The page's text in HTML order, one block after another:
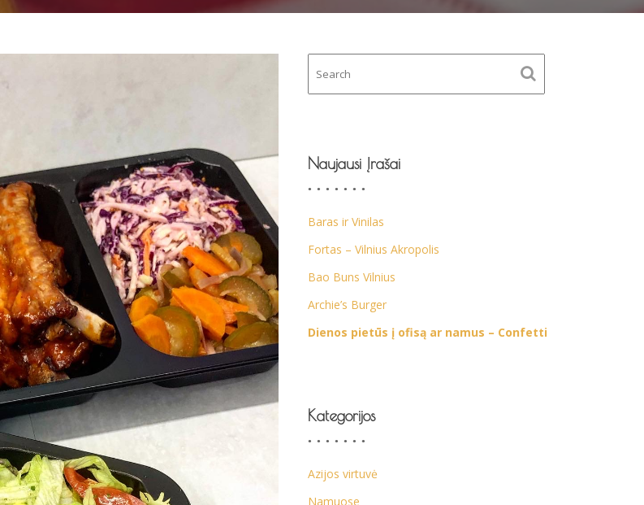
Naujausi Įrašai
Baras ir Vinilas
Fortas – Vilnius Akropolis
Bao Buns Vilnius
Archie’s Burger
Dienos pietūs į ofisą ar namus – Confetti
Kategorijos
Azijos virtuvė
Namuose